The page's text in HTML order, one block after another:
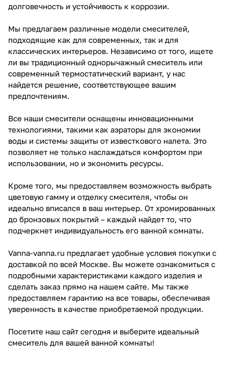
долговечность и устойчивость к коррозии.
Мы предлагаем различные модели смесителей,
подходящие как для современных, так и для
классических интерьеров. Независимо от того, ищете
ли вы традиционный однорычажный смеситель или
современный термостатический вариант, у нас
найдется решение, соответствующее вашим
предпочтениям.
Все наши смесители оснащены инновационными
технологиями, такими как аэраторы для экономии
воды и системы защиты от известкового налета. Это
позволяет не только наслаждаться комфортом при
использовании, но и экономить ресурсы.
Кроме того, мы предоставляем возможность выбрать
цветовую гамму и отделку смесителя, чтобы он
идеально вписался в ваш интерьер. От хромированных
до бронзовых покрытий – каждый найдет то, что
подчеркнет индивидуальность его ванной комнаты.
Vanna-vanna.ru предлагает удобные условия покупки с
доставкой по всей Москве. Вы можете ознакомиться с
подробными характеристиками каждого изделия и
сделать заказ прямо на нашем сайте. Мы также
предоставляем гарантию на все товары, обеспечивая
уверенность в качестве приобретаемой продукции.
Посетите наш сайт сегодня и выберите идеальный
смеситель для вашей ванной комнаты!